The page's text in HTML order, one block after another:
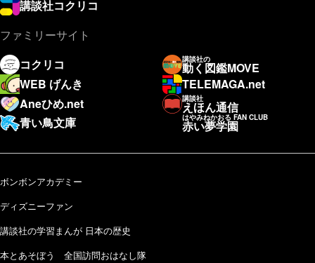
講談社コクリコ
ファミリーサイト
コクリコ
講談社の
動く図鑑MOVE
WEB げんき
TELEMAGA.net
Aneひめ.net
講談社
えほん通信
青い鳥文庫
はやみねかおる FAN CLUB
赤い夢学園
ボンボンアカデミー
ディズニーファン
講談社の学習まんが 日本の歴史
本とあそぼう 全国訪問おはなし隊